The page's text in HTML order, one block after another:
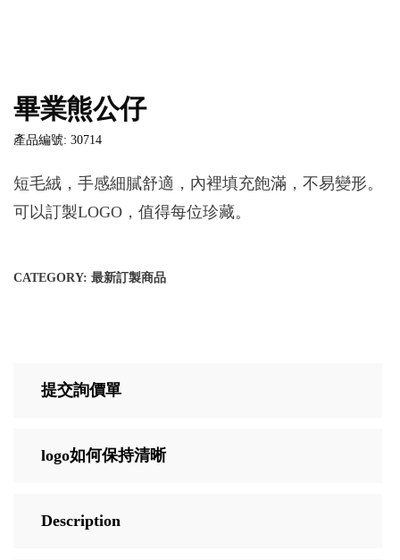
畢業熊公仔
產品編號: 30714
短毛絨，手感細膩舒適，內裡填充飽滿，不易變形。
可以訂製LOGO，值得每位珍藏。
CATEGORY: 最新訂製商品
提交詢價單
logo如何保持清晰
Description